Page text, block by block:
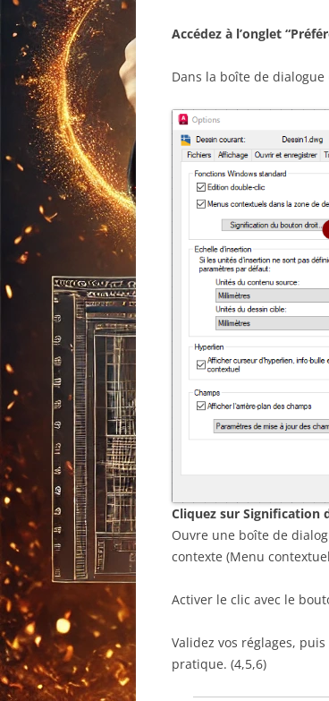
Accédez à l’onglet
Dans la boîte de dialogue
Cliquez sur
Ouvre une boîte de
contexte (Menu
Activer le clic avec le
Validez vos réglages,
pratique. (4,5,6)